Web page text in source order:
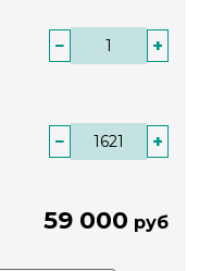
− +
−
+
59 000 руб